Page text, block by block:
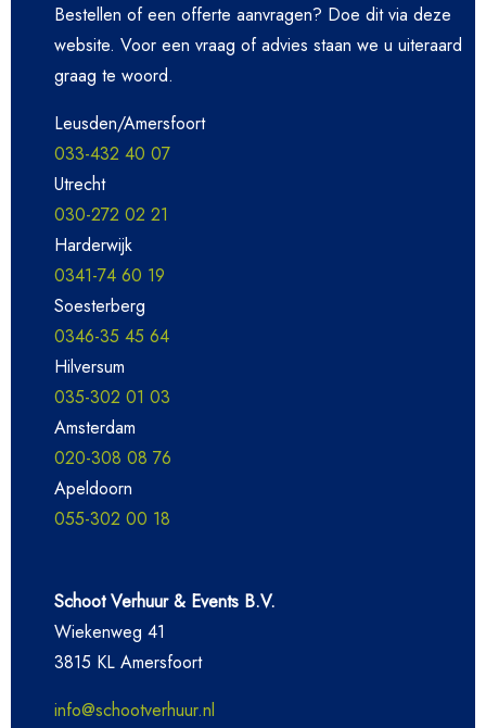
Bestellen of een offerte aanvragen? Doe dit via deze
website. Voor een vraag of advies staan we u uiteraard
graag te woord.
Leusden/Amersfoort
033-432 40 07
Utrecht
030-272 02 21
Harderwijk
0341-74 60 19
Soesterberg
0346-35 45 64
Hilversum
035-302 01 03
Amsterdam
020-308 08 76
Apeldoorn
055-302 00 18
Schoot Verhuur & Events B.V.
Wiekenweg 41
3815 KL Amersfoort
info@schootverhuur.nl